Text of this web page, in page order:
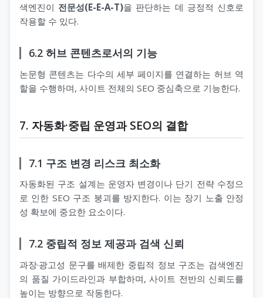
색엔진이 전문성(E-E-A-T)을 판단하는 데 긍정적 신호로
작용할 수 있다.
6.2 허브 콘텐츠로서의 기능
논문형 콘텐츠는 다수의 세부 페이지를 연결하는 허브 역
할을 수행하며, 사이트 전체의 SEO 중심축으로 기능한다.
7. 자동화·중립 운영과 SEO의 결합
7.1 구조 변경 리스크 최소화
자동화된 구조 설계는 운영자 변경이나 단기 전략 수정으
로 인한 SEO 구조 붕괴를 방지한다. 이는 장기 노출 안정
성 확보에 중요한 요소이다.
7.2 중립적 정보 제공과 검색 신뢰
과장·광고성 문구를 배제한 중립적 정보 구조는 검색엔진
의 품질 가이드라인과 부합하며, 사이트 전반의 신뢰도를
높이는 방향으로 작동한다.